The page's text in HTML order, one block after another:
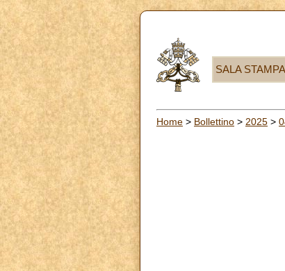
SALA STAMPA
Home > Bollettino > 2025 >